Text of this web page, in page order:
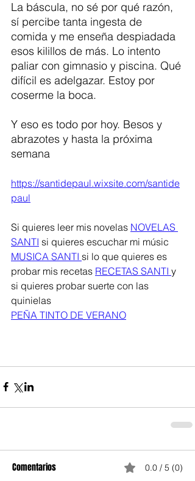
La báscula, no sé por qué razón,
sí percibe tanta ingesta de
comida y me enseña despiadada
esos kilillos de más. Lo intento
paliar con gimnasio y piscina. Qué
difícil es adelgazar. Estoy por
coserme la boca.
Y eso es todo por hoy. Besos y
abrazotes y hasta la próxima
semana
https://santidepaul.wixsite.com/santide
paul
Si quieres leer mis novelas NOVELAS
SANTI si quieres escuchar mi músic
MUSICA SANTI si lo que quieres es
probar mis recetas RECETAS SANTI y
si quieres probar suerte con las
quinielas
PEÑA TINTO DE VERANO
Comentarios 0.0 / 5 (0)